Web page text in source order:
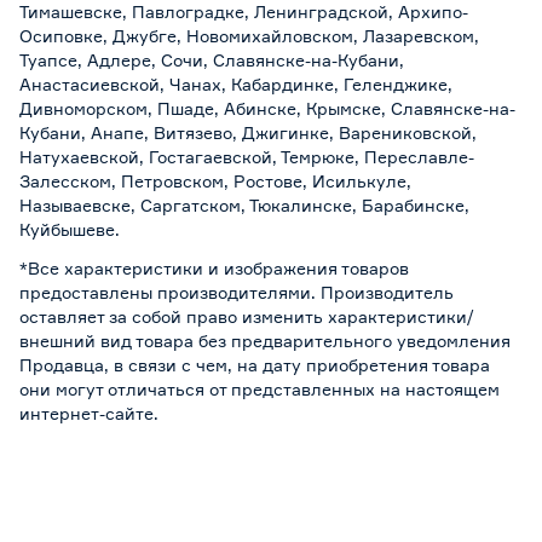
Тимашевске, Павлоградке, Ленинградской, Архипо-
Осиповке, Джубге, Новомихайловском, Лазаревском,
Туапсе, Адлере, Сочи, Славянске-на-Кубани,
Анастасиевской, Чанах, Кабардинке, Геленджике,
Дивноморском, Пшаде, Абинске, Крымске, Славянске-на-
Кубани, Анапе, Витязево, Джигинке, Варениковской,
Натухаевской, Гостагаевской, Темрюке, Переславле-
Залесском, Петровском, Ростове, Исилькуле,
Называевске, Саргатском, Тюкалинске, Барабинске,
Куйбышеве.
*Все характеристики и изображения товаров
предоставлены производителями. Производитель
оставляет за собой право изменить характеристики/
внешний вид товара без предварительного уведомления
Продавца, в связи с чем, на дату приобретения товара
они могут отличаться от представленных на настоящем
интернет-сайте.